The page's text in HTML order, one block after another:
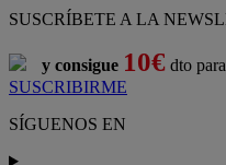
SUSCRÍBETE A LA
y consigue 10€ dto
SUSCRIBIRME
SÍGUENOS EN